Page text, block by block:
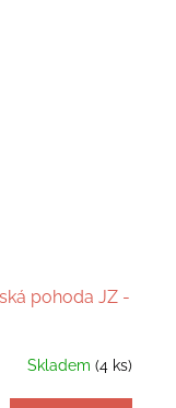
pohoda JZ -
Skladem (4 ks)